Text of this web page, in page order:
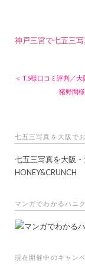
神戸三宮で七五三
＜ T.S様口コミ評判／
猪野間
七五三写真を大阪で
七五三写真を大阪
HONEY&CRUNCH
マンガでわかるハニク
現在開催中のキャン